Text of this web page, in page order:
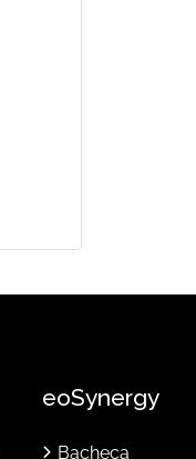
eoSynergy
Bacheca